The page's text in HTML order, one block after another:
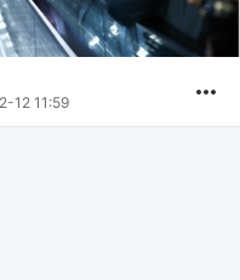
12 11:59